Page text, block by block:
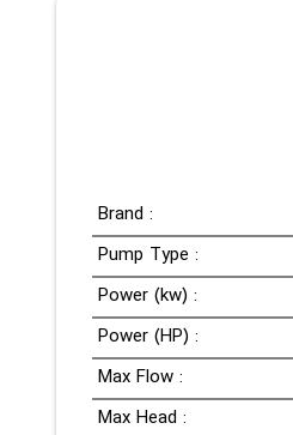
Brand :
Pump Type :
Power (kw) :
Power (HP) :
Max Flow :
Max Head :